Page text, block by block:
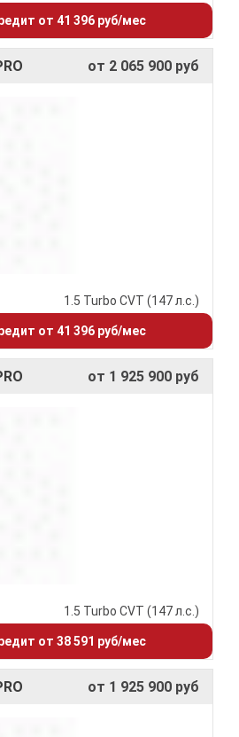
от 41 396 руб/мес
от 2 065 900 руб
1.5 Turbo CVT (147 л.с.)
от 41 396 руб/мес
от 1 925 900 руб
1.5 Turbo CVT (147 л.с.)
от 38 591 руб/мес
от 1 925 900 руб